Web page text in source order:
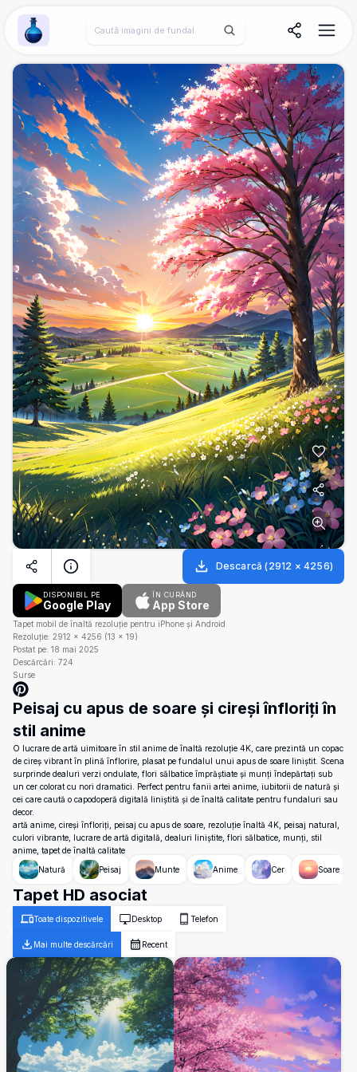
Wallpaper Alchemy
Descarcă (2912 × 4256)
DISPONIBIL PE
Google Play
ÎN CURÂND
App Store
Tapet mobil de înaltă rezoluție pentru iPhone și Android
Rezoluție: 2912 × 4256 (13 × 19)
Postat pe: 18 mai 2025
Descărcări: 724
Surse
Peisaj cu apus de soare și cireși înfloriți în
stil anime
O lucrare de artă uimitoare în stil anime de înaltă rezoluție 4K, care prezintă un copac
de cireș vibrant în plină înflorire, plasat pe fundalul unui apus de soare liniștit. Scena
surprinde dealuri verzi ondulate, flori sălbatice împrăștiate și munți îndepărtați sub
un cer colorat cu nori dramatici. Perfect pentru fanii artei anime, iubitorii de natură și
cei care caută o capodoperă digitală liniștită și de înaltă calitate pentru fundaluri sau
decor.
artă anime, cireși înfloriți, peisaj cu apus de soare, rezoluție înaltă 4K, peisaj natural,
culori vibrante, lucrare de artă digitală, dealuri liniștite, flori sălbatice, munți, stil
anime, tapet de înaltă calitate
Natură
Peisaj Munte Anime Cer Soare
Tapet HD asociat
Toate dispozitivele Desktop Telefon
Mai multe descărcări Recent